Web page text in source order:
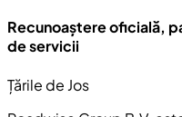
Recunoaștere oficială,
de servicii
Țările de Jos